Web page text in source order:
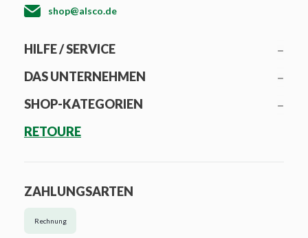
shop@alsco.de
HILFE / SERVICE
DAS UNTERNEHMEN
SHOP-KATEGORIEN
RETOURE
ZAHLUNGSARTEN
Rechnung